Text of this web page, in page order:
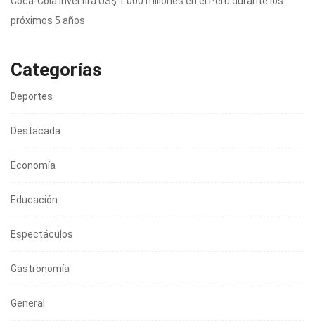
próximos 5 años
Categorías
Deportes
Destacada
Economía
Educación
Espectáculos
Gastronomía
General